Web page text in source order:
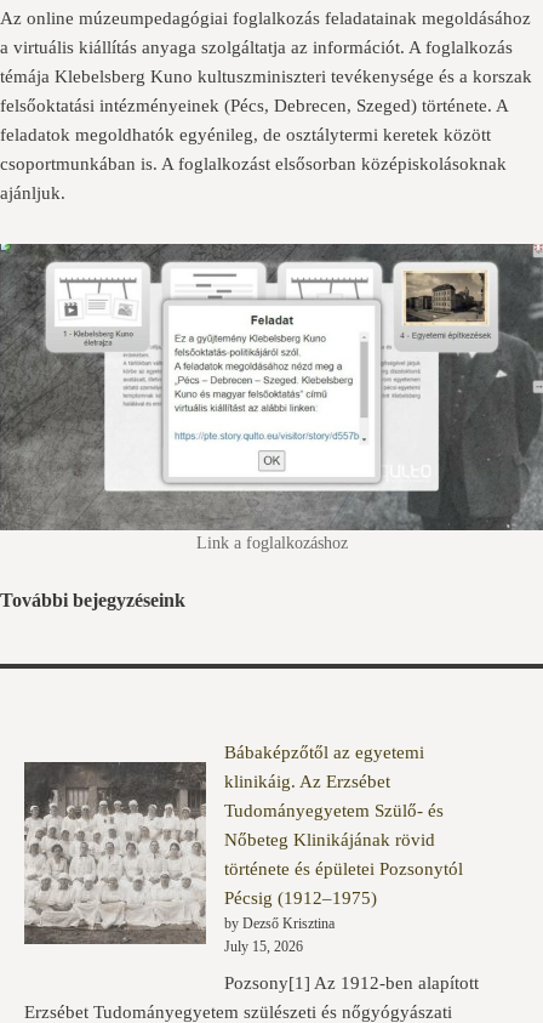
Az online múzeumpedagógiai foglalkozás feladatainak megoldásához
a virtuális kiállítás anyaga szolgáltatja az információt. A foglalkozás
témája Klebelsberg Kuno kultuszminiszteri tevékenysége és a korszak
felsőoktatási intézményeinek (Pécs, Debrecen, Szeged) története. A
feladatok megoldhatók egyénileg, de osztálytermi keretek között
csoportmunkában is. A foglalkozást elsősorban középiskolásoknak
ajánljuk.
Link a foglalkozáshoz
További bejegyzéseink
Bábaképzőtől az egyetemi
klinikáig. Az Erzsébet
Tudományegyetem Szülő- és
Nőbeteg Klinikájának rövid
története és épületei Pozsonytól
Pécsig (1912–1975)
by Dezső Krisztina
July 15, 2026
Pozsony[1] Az 1912-ben alapított
Erzsébet Tudományegyetem szülészeti és nőgyógyászati